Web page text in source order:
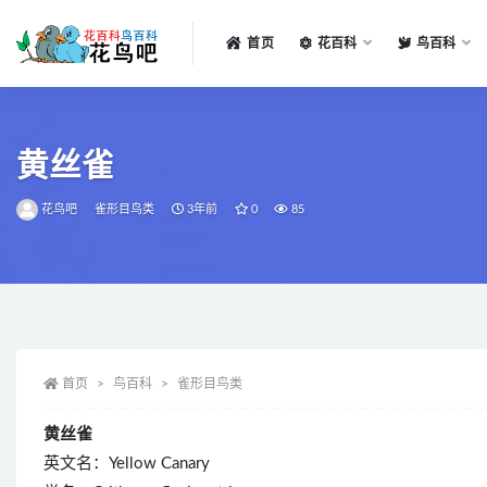
首页 花百科 鸟百科
黄丝雀
花鸟吧 雀形目鸟类 3年前 0 85
首页 鸟百科 雀形目鸟类
黄丝雀
英文名：Yellow Canary